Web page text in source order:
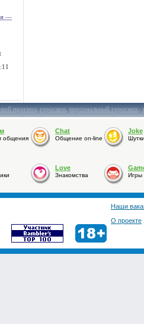
—
прогноз,гороскоп,персональный гороскоп,
общения
Chat
Общение on-line
Joke
Love
Знакомства Игры
Наши
О проекте